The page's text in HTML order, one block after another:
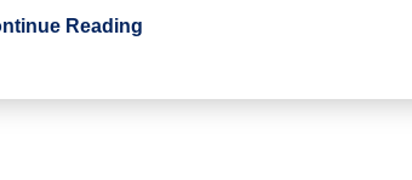
Reading